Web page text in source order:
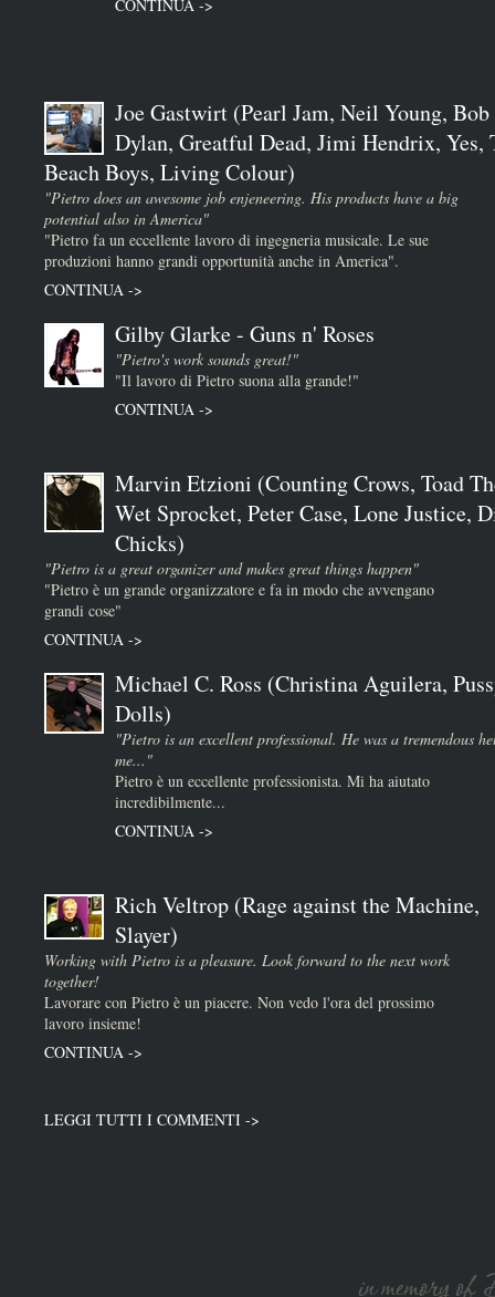
CONTINUA ->
Joe Gastwirt (Pearl Jam, Neil Young, Bob
Dylan, Greatful Dead, Jimi Hendrix, Yes,
Beach Boys, Living Colour)
"Pietro does an awesome job enjeneering. His products have a big
potential also in America"
"Pietro fa un eccellente lavoro di ingegneria musicale. Le sue
produzioni hanno grandi opportunità anche in America".
CONTINUA ->
Gilby Glarke - Guns n' Roses
"Pietro's work sounds great!"
"Il lavoro di Pietro suona alla grande!"
CONTINUA ->
Marvin Etzioni (Counting Crows, Toad
Wet Sprocket, Peter Case, Lone Justice,
Chicks)
"Pietro is a great organizer and makes great things happen"
"Pietro è un grande organizzatore e fa in modo che avvengano
grandi cose"
CONTINUA ->
Michael C. Ross (Christina Aguilera,
Dolls)
"Pietro is an excellent professional. He was a tremendous
me..."
Pietro è un eccellente professionista. Mi ha aiutato
incredibilmente...
CONTINUA ->
Rich Veltrop (Rage against the Machine,
Slayer)
Working with Pietro is a pleasure. Look forward to the next work
together!
Lavorare con Pietro è un piacere. Non vedo l'ora del prossimo
lavoro insieme!
CONTINUA ->
LEGGI TUTTI I COMMENTI ->